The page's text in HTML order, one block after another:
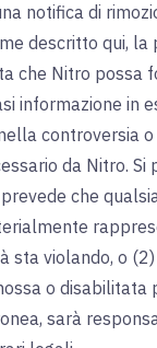
notifica di
descritto qui,
che Nitro possa
informazione in
controversia
da Nitro. Si
che
sta violando, o
o disabilitata
sarà